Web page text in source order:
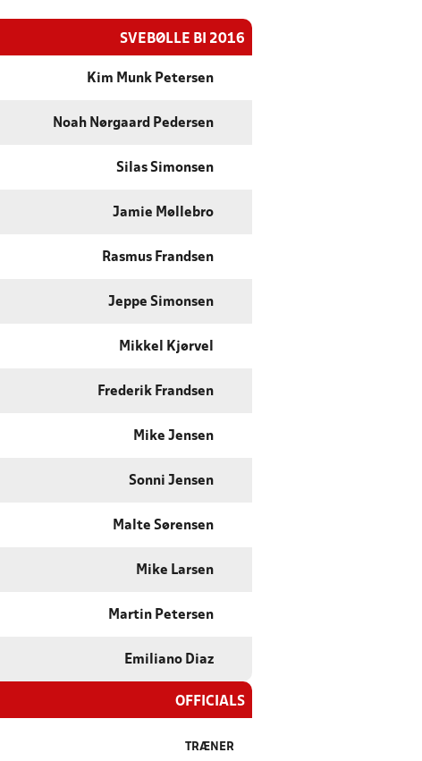
SVEBØLLE BI 2016
Kim Munk Petersen
Noah Nørgaard Pedersen
Silas Simonsen
Jamie Møllebro
Rasmus Frandsen
Jeppe Simonsen
Mikkel Kjørvel
Frederik Frandsen
Mike Jensen
Sonni Jensen
Malte Sørensen
Mike Larsen
Martin Petersen
Emiliano Diaz
OFFICIALS
TRÆNER